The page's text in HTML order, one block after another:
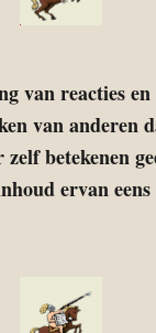
van reacties
van anderen
betekenen
ervan eens